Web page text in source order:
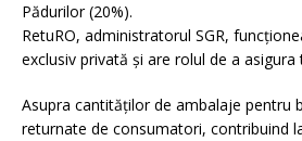
Pădurilor (20%).
RetuRO, administratorul SGR,
exclusiv privată și are rolul de a asigura
Asupra cantităților de ambalaje pentru
returnate de consumatori, contribuind